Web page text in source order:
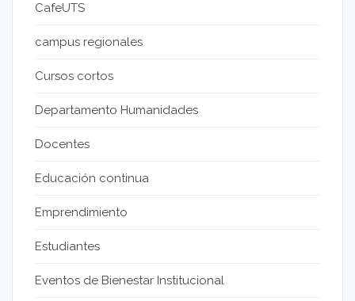
CafeUTS
campus regionales
Cursos cortos
Departamento Humanidades
Docentes
Educación continua
Emprendimiento
Estudiantes
Eventos de Bienestar Institucional